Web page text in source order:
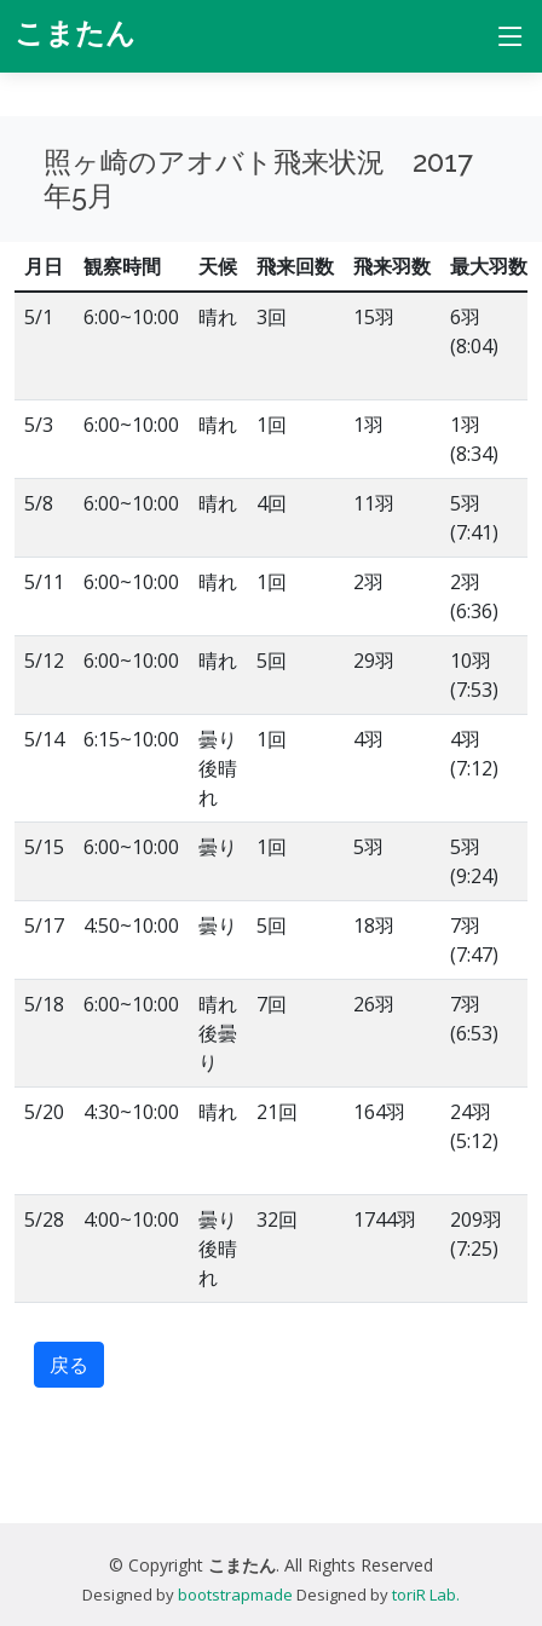
こまたん
照ヶ崎のアオバト飛来状況 2017
年5月
月日 観察時間 天候 飛来回数 飛来羽数
最大羽数
5/1
6:00~10:00 晴れ 3回 15羽
6羽
(8:04)
5/3 6:00~10:00 晴れ 1回 1羽
1羽
(8:34)
5/8
6:00~10:00 晴れ 4回 11羽
5羽
(7:41)
5/11
6:00~10:00 晴れ 1回 2羽
2羽
(6:36)
5/12
6:00~10:00 晴れ 5回 29羽
10羽
(7:53)
5/14
6:15~10:00
曇り
後晴
れ
1回 4羽
4羽
(7:12)
5/15 6:00~10:00 曇り 1回 5羽
5羽
(9:24)
5/17
4:50~10:00 曇り 5回 18羽
7羽
(7:47)
5/18
6:00~10:00
晴れ
後曇
り
7回 26羽
7羽
(6:53)
5/20 4:30~10:00 晴れ 21回 164羽
24羽
(5:12)
5/28 4:00~10:00
曇り
後晴
れ
32回 1744羽
209羽
(7:25)
戻る
© Copyright こまたん. All Rights Reserved
Designed bybootstrapmade Designed bytoriR Lab.